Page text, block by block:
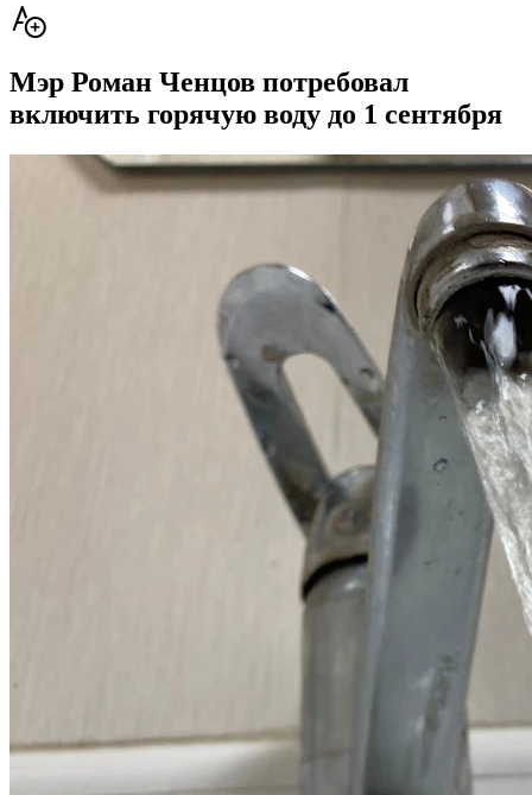
Мэр Роман Ченцов потребовал
включить горячую воду до 1 сентября